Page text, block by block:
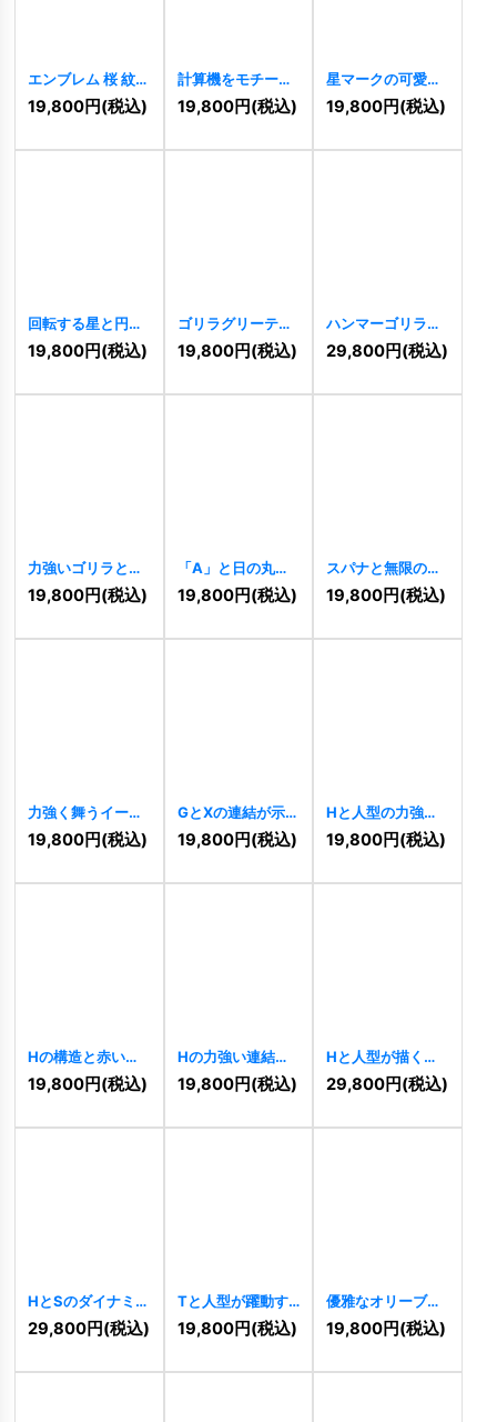
エンブレム 桜 紋章
ロゴ[10909]
19,800円(税込)
計算機をモチーフ
にしたロゴ
10907]
19,800円(税込)
星マークの可愛い
犬のロゴ[10896]
19,800円(税込)
回転する星と円が
示す、卓越した推
進力ロゴ
10884]
19,800円(税込)
ゴリラグリーティ
ングロゴ [10880 ]
19,800円(税込)
ハンマーゴリラロ
ゴ[ 10878]
29,800円(税込)
力強いゴリラと菱
形のエンブレムロ
ゴ [ 10875 ]
19,800円(税込)
「A」と日の丸を
象徴するモダンな
三角ロゴ [ 10863]
19,800円(税込)
スパナと無限の連
携ロゴ[10857]
19,800円(税込)
力強く舞うイーグ
ルロゴ[10832]
19,800円(税込)
GとXの連結が示す
グローバルソリュ
ーションロゴ
19,800円(税込)
Hと人型の力強い
繋がりと支援のロ
ゴ [ 10819 ]
19,800円(税込)
Hの構造と赤い弧
が示す堅実な飛躍
ロゴ 10816]
19,800円(税込)
Hの力強い連結と
未来志向ロゴ
10817 ]
19,800円(税込)
Hと人型が描くグ
ローバルな飛躍ロ
ゴ [10818 ]
29,800円(税込)
HとSのダイナミッ
クな連結ロゴ
10814 ]
29,800円(税込)
Tと人型が躍動す
る未来志向ロゴ
10797 ]
19,800円(税込)
優雅なオリーブの
木が象徴する繁栄
のロゴ [ 10775]
19,800円(税込)